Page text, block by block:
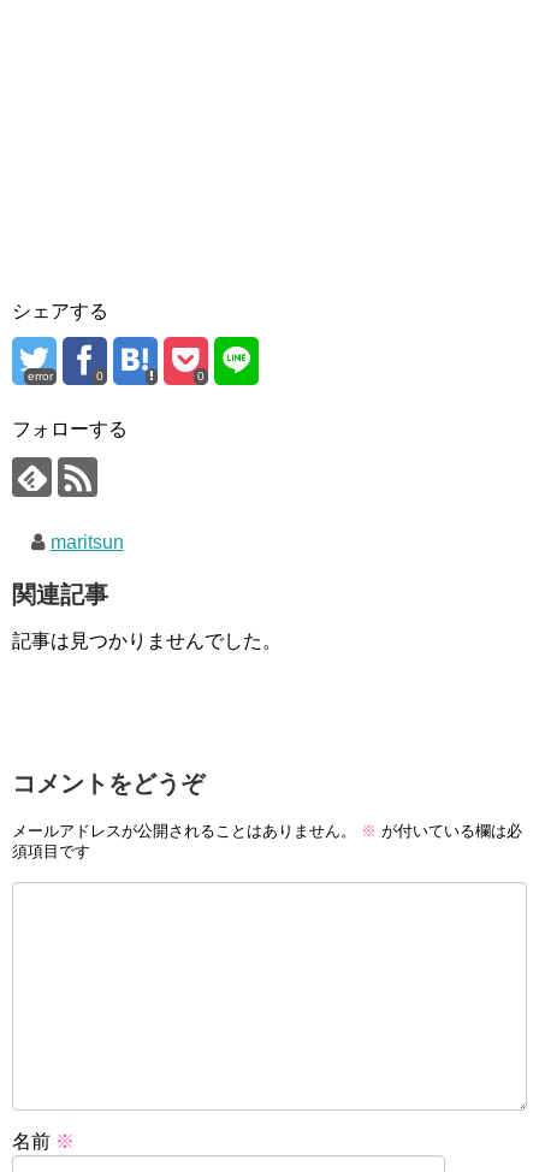
シェアする
error 0 0
フォローする
maritsun
関連記事
記事は見つかりませんでした。
コメントをどうぞ
メールアドレスが公開されることはありません。 ※ が付いている欄は必
須項目です
名前 ※